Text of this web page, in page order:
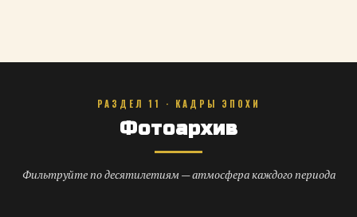
РАЗДЕЛ 11 · КАДРЫ ЭПОХИ
Фотоархив
Фильтруйте по десятилетиям — атмосфера каждого периода